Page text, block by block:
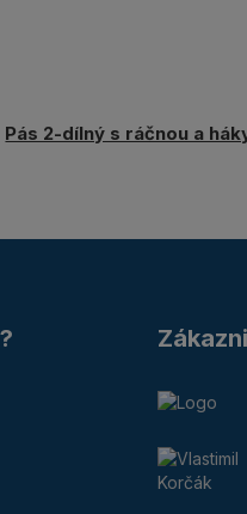
Pás 2-dílný s ráčnou a